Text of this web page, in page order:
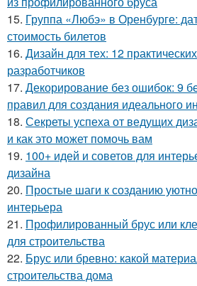
15. Группа «Любэ» в Оренбурге:
стоимость билетов
16. Дизайн для тех: 12
разработчиков
17. Декорирование без ошибок: 9
правил для создания идеального
18. Секреты успеха от ведущих
и как это может помочь вам
19. 100+ идей и советов для
дизайна
20. Простые шаги к созданию
интерьера
21. Профилированный брус или
для строительства
22. Брус или бревно: какой
строительства дома